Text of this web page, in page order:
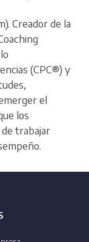
Creador de la
(CPC®) y
el
los
trabajar